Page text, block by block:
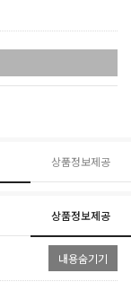
상품정보제공
상품정보제공
내용숨기기